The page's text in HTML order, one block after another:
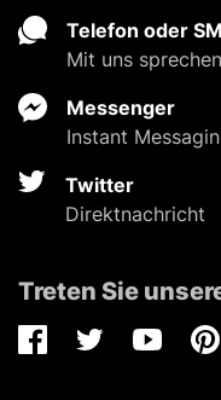
Telefon oder
Mit uns sprechen
Messenger
Instant
Twitter
Direktnachricht
Treten Sie
FacebookTwitterYoutube